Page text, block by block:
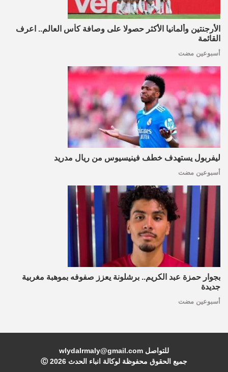
الأرجنتين وألمانيا الأكثر حصولا على وصافة كأس العالم.. اعرف
القائمة
أسبوعين مضت
ليفربول يستهدف خطف فينيسيوس من ريال مدريد
أسبوعين مضت
بجوار حمزة عبد الكريم.. برشلونة يعزز صفوفه بموهبة مغربية
جديدة
أسبوعين مضت
للتواصل wlydalrmaly@gmail.com
جميع الحقوق محفوظة لوكالة انباء الحدث Ⓒ 2026